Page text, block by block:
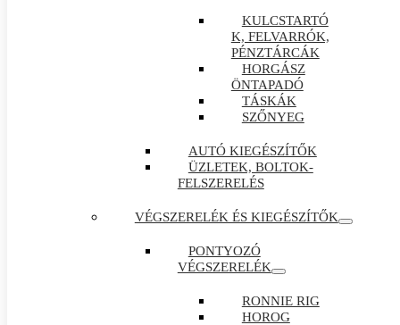
KULCSTARTÓ
K, FELVARRÓK,
PÉNZTÁRCÁK
HORGÁSZ
ÖNTAPADÓ
TÁSKÁK
SZŐNYEG
AUTÓ KIEGÉSZÍTŐK
ÜZLETEK, BOLTOK-
FELSZERELÉS
VÉGSZERELÉK ÉS KIEGÉSZÍTŐK
PONTYOZÓ
VÉGSZERELÉK
RONNIE RIG
HOROG